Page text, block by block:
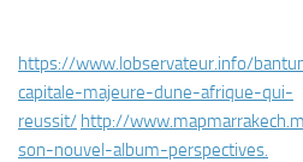
https://www.lobservateur.info/
capitale-majeure-dune-afrique-qui-
reussit/ http://
son-nouvel-album-perspectives.